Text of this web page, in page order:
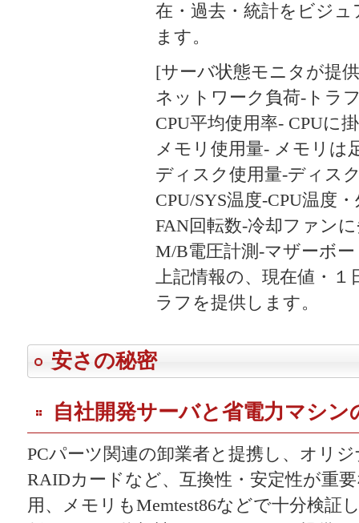
在・過去・統計をビジ
ます。
[サーバ状態モニタが提
ネットワーク負荷‐トラ
CPU平均使用率‐ CPUに
メモリ使用量‐ メモリは
ディスク使用量‐ディス
CPU/SYS温度‐CPU温度
FAN回転数‐冷却ファン
M/B電圧計測‐マザーボ
上記情報の、現在値・１
ラフを提供します。
安さの秘密
自社開発サーバと省電力マシン
PCパーツ関連の卸業者と提携し、オリ
RAIDカードなど、互換性・安定性が重
用、メモリもMemtest86などで十分検証